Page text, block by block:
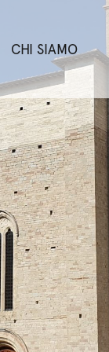
CHI SIAMO